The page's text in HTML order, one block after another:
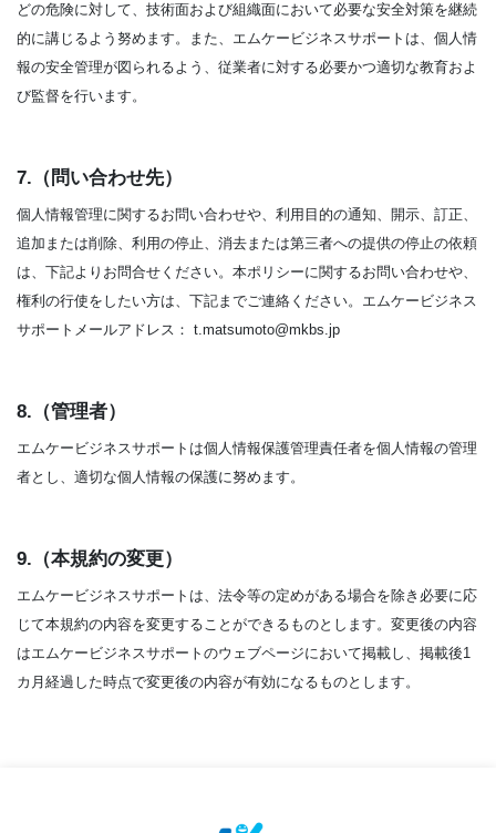
どの危険に対して、技術面および組織面において必要な安全対策を継続
的に講じるよう努めます。また、エムケービジネスサポートは、個人情
報の安全管理が図られるよう、従業者に対する必要かつ適切な教育およ
び監督を行います。
7.（問い合わせ先）
個人情報管理に関するお問い合わせや、利用目的の通知、開示、訂正、
追加または削除、利用の停止、消去または第三者への提供の停止の依頼
は、下記よりお問合せください。本ポリシーに関するお問い合わせや、
権利の行使をしたい方は、下記までご連絡ください。エムケービジネス
サポートメールアドレス： t.matsumoto@mkbs.jp
8.（管理者）
エムケービジネスサポートは個人情報保護管理責任者を個人情報の管理
者とし、適切な個人情報の保護に努めます。
9.（本規約の変更）
エムケービジネスサポートは、法令等の定めがある場合を除き必要に応
じて本規約の内容を変更することができるものとします。変更後の内容
はエムケービジネスサポートのウェブページにおいて掲載し、掲載後1
カ月経過した時点で変更後の内容が有効になるものとします。